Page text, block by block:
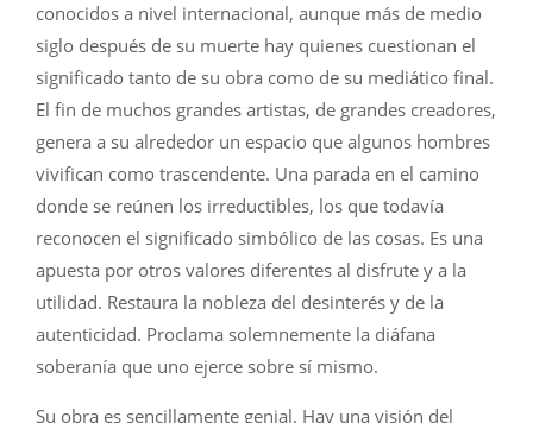
conocidos a nivel internacional, aunque más de medio
siglo después de su muerte hay quienes cuestionan el
significado tanto de su obra como de su mediático final.
El fin de muchos grandes artistas, de grandes creadores,
genera a su alrededor un espacio que algunos hombres
vivifican como trascendente. Una parada en el camino
donde se reúnen los irreductibles, los que todavía
reconocen el significado simbólico de las cosas. Es una
apuesta por otros valores diferentes al disfrute y a la
utilidad. Restaura la nobleza del desinterés y de la
autenticidad. Proclama solemnemente la diáfana
soberanía que uno ejerce sobre sí mismo.
Su obra es sencillamente genial. Hay una visión del